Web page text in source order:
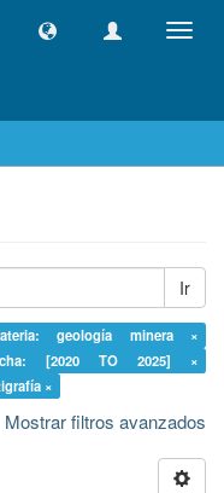
Ir
geología minera ×
[2020 TO 2025] ×
×
Mostrar filtros avanzados